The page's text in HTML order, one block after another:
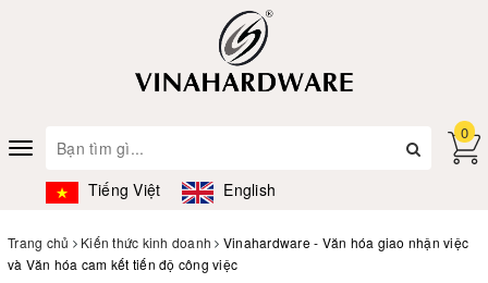
Toggle
navigation
Tiếng Việt English
0
Trang chủ Kiến thức kinh doanh
Vinahardware - Văn hóa giao nhận việc
và Văn hóa cam kết tiến độ công việc